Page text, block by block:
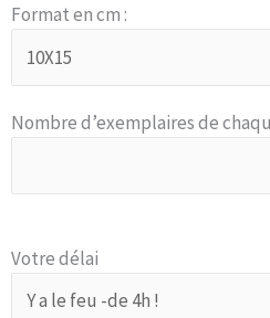
Format en cm :
Nombre d’exemplaires de
Votre délai